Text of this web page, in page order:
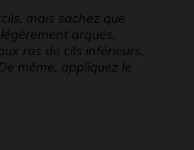
mais sachez que
arqués,
ras de cils inférieurs,
même, appliquez le